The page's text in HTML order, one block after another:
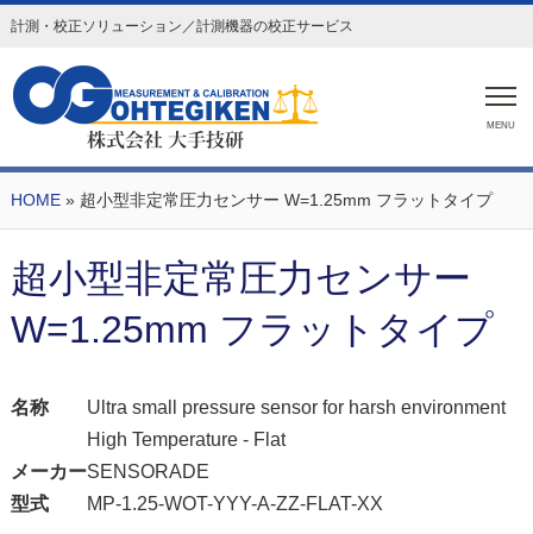
計測・校正ソリューション／計測機器の校正サービス
MENU
HOME» 超小型非定常圧力センサー W=1.25mm フラットタイプ
超小型非定常圧力センサー
W=1.25mm フラットタイプ
名称
Ultra small pressure sensor for harsh environment
High Temperature - Flat
メーカーSENSORADE
型式
MP-1.25-WOT-YYY-A-ZZ-FLAT-XX